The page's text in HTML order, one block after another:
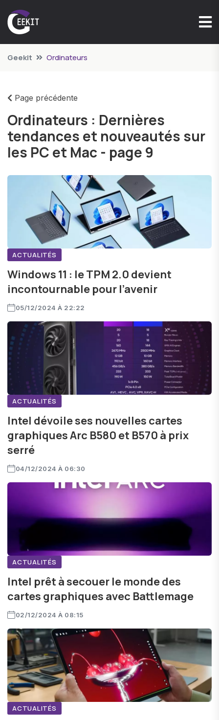
Geekit Ordinateurs
Page précédente
Ordinateurs : Dernières
tendances et nouveautés sur
les PC et Mac - page 9
ACTUALITÉS
Windows 11 : le TPM 2.0 devient
incontournable pour l’avenir
05/12/2024 À 22:22
ACTUALITÉS
Intel dévoile ses nouvelles cartes
graphiques Arc B580 et B570 à prix
serré
04/12/2024 À 06:30
ACTUALITÉS
Intel prêt à secouer le monde des
cartes graphiques avec Battlemage
02/12/2024 À 08:15
ACTUALITÉS